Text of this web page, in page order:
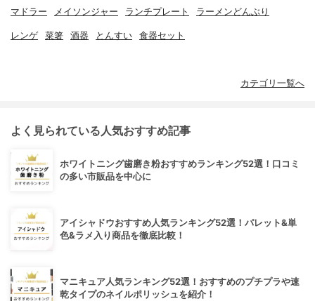
マドラー メイソンジャー ランチプレート ラーメンどんぶり
レンゲ 菜箸 酒器 とんすい 食器セット
カテゴリ一覧へ
よく見られている人気おすすめ記事
ホワイトニング歯磨き粉おすすめランキング52選！口コミ
の多い市販品を中心に
アイシャドウおすすめ人気ランキング52選！パレット&単
色&ラメ入り商品を徹底比較！
マニキュア人気ランキング52選！おすすめのプチプラや速
乾タイプのネイルポリッシュを紹介！